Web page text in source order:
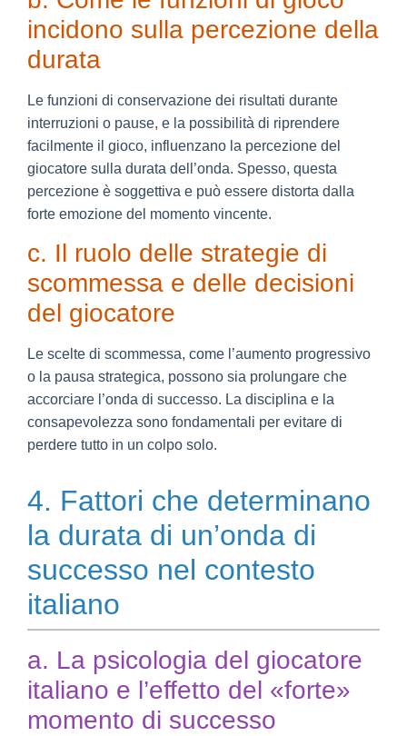
incidono sulla percezione della
durata
Le funzioni di conservazione dei risultati durante
interruzioni o pause, e la possibilità di riprendere
facilmente il gioco, influenzano la percezione del
giocatore sulla durata dell’onda. Spesso, questa
percezione è soggettiva e può essere distorta dalla
forte emozione del momento vincente.
c. Il ruolo delle strategie di
scommessa e delle decisioni
del giocatore
Le scelte di scommessa, come l’aumento progressivo
o la pausa strategica, possono sia prolungare che
accorciare l’onda di successo. La disciplina e la
consapevolezza sono fondamentali per evitare di
perdere tutto in un colpo solo.
4. Fattori che determinano
la durata di un’onda di
successo nel contesto
italiano
a. La psicologia del giocatore
italiano e l’effetto del «forte»
momento di successo